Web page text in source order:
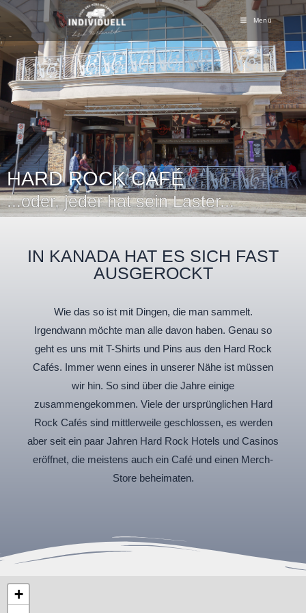
Menü
HARD ROCK CAFÉ
...oder, jeder hat sein Laster...
IN KANADA HAT ES SICH FAST
AUSGEROCKT
Wie das so ist mit Dingen, die man sammelt.
Irgendwann möchte man alle davon haben. Genau so
geht es uns mit T-Shirts und Pins aus den Hard Rock
Cafés. Immer wenn eines in unserer Nähe ist müssen
wir hin. So sind über die Jahre einige
zusammengekommen. Viele der ursprünglichen Hard
Rock Cafés sind mittlerweile geschlossen, es werden
aber seit ein paar Jahren Hard Rock Hotels und Casinos
eröffnet, die meistens auch ein Café und einen Merch-
Store beheimaten.
+